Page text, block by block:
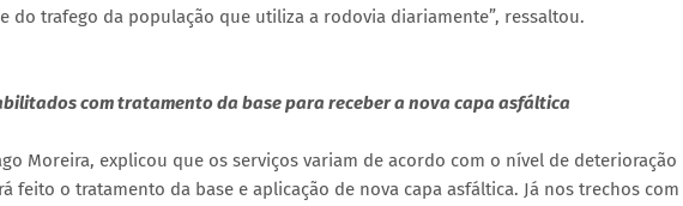
do trafego da população que utiliza a rodovia diariamente”, ressaltou.
com tratamento da base para receber a nova capa asfáltica
Moreira, explicou que os serviços variam de acordo com o nível de deterioração
feito o tratamento da base e aplicação de nova capa asfáltica. Já nos trechos com